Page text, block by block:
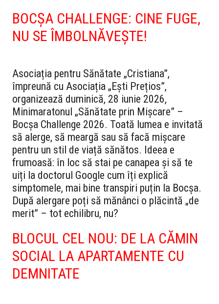
BOCȘA CHALLENGE: CINE FUGE,
NU SE ÎMBOLNĂVEȘTE!
Asociația pentru Sănătate „Cristiana”,
împreună cu Asociația „Ești Prețios”,
organizează duminică, 28 iunie 2026,
Minimaratonul „Sănătate prin Mișcare” –
Bocșa Challenge 2026. Toată lumea e invitată
să alerge, să meargă sau să facă mișcare
pentru un stil de viață sănătos. Ideea e
frumoasă: în loc să stai pe canapea și să te
uiți la doctorul Google cum îți explică
simptomele, mai bine transpiri puțin la Bocșa.
După alergare poți să mănânci o plăcintă „de
merit” – tot echilibru, nu?
BLOCUL CEL NOU: DE LA CĂMIN
SOCIAL LA APARTAMENTE CU
DEMNITATE